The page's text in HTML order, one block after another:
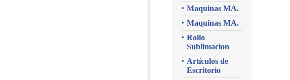
Maquinas MA.
Maquinas MA.
Rollo
Sublimacion
Artículos de
Escritorio